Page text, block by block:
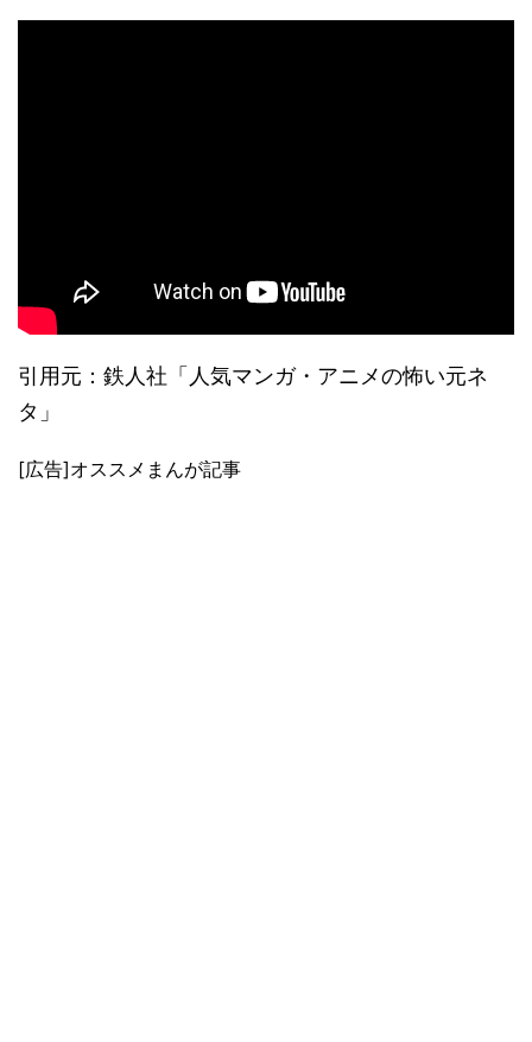
引用元：鉄人社「人気マンガ・アニメの怖い元ネ
タ」
[広告]オススメまんが記事